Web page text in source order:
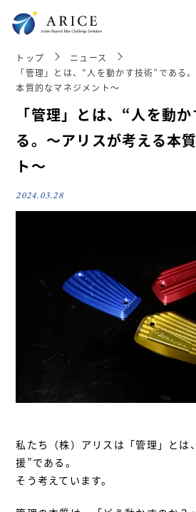
トップ
ニュース
「管理」とは、“人を動かす技術”である
本質的なマネジメント～
「管理」とは、“人を動
る。～アリスが考える本
ト～
2024.03.28
私たち（株）アリスは「管理」とは
援”である。
そう考えています。